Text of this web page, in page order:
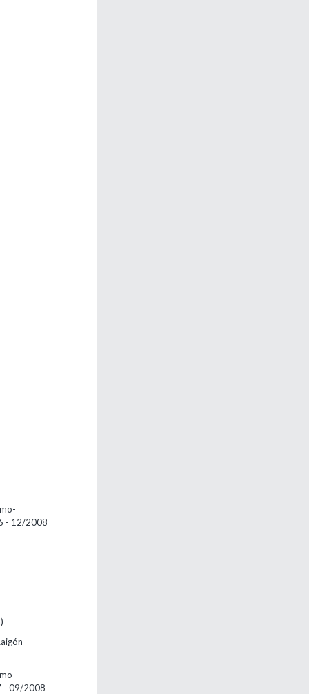
- 12/2008
- 09/2008